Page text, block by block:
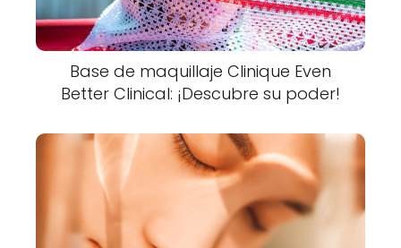
Base de maquillaje Clinique Even
Better Clinical: ¡Descubre su poder!